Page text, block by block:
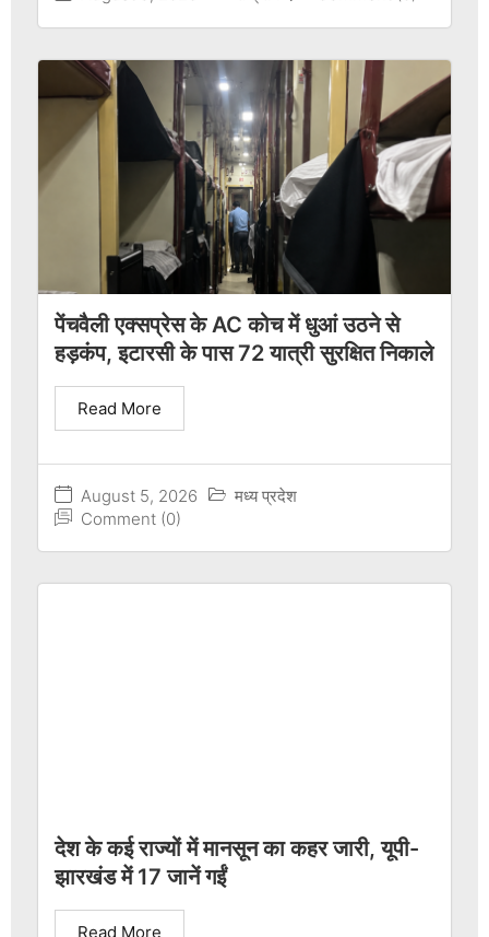
पेंचवैली एक्सप्रेस के AC कोच में धुआं उठने से
हड़कंप, इटारसी के पास 72 यात्री सुरक्षित निकाले
August 5, 2026
मध्य प्रदेश
Comment (0)
Read More
देश के कई राज्यों में मानसून का कहर जारी, यूपी-
झारखंड में 17 जानें गईं
Read More